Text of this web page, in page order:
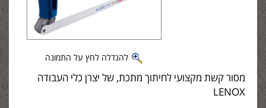
להגדלה לחץ על התמונה
מסור קשת מקצועי לחיתוך מתכת, של יצרן כלי העבודה
LENOX